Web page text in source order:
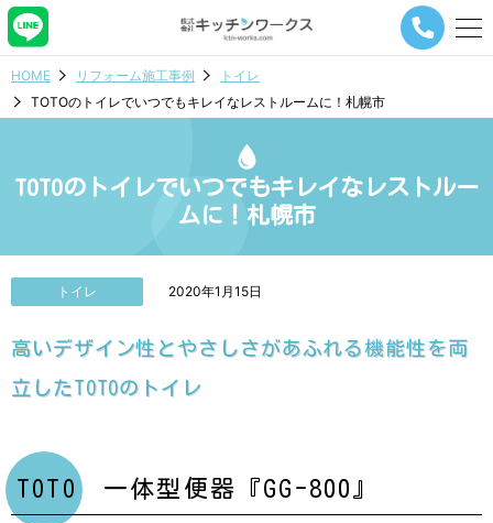
メ
ナ
シ
ボ
HOME リフォーム施工事例
トイレ
TOTOのトイレでいつでもキレイなレストルームに！札幌市
TOTOのトイレでいつでもキレイなレストルー
ムに！札幌市
トイレ 2020年1月15日
高いデザイン性とやさしさがあふれる機能性を両
立したTOTOのトイレ
TOTO 一体型便器『GG-800』